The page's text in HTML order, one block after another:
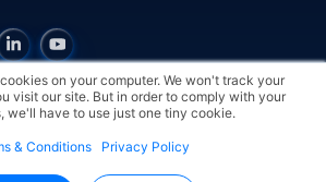
on your computer. We won't track your
visit our site. But in order to comply with your
we'll have to use just one tiny cookie.
& Conditions Privacy Policy
ำนักพระราชวังอัฟฟิซิโอ สงวนลิขสิทธิ์ทุก